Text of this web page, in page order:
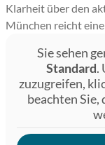
Klarheit über den
München reicht
Sie sehen
Standard.
zuzugreifen,
beachten